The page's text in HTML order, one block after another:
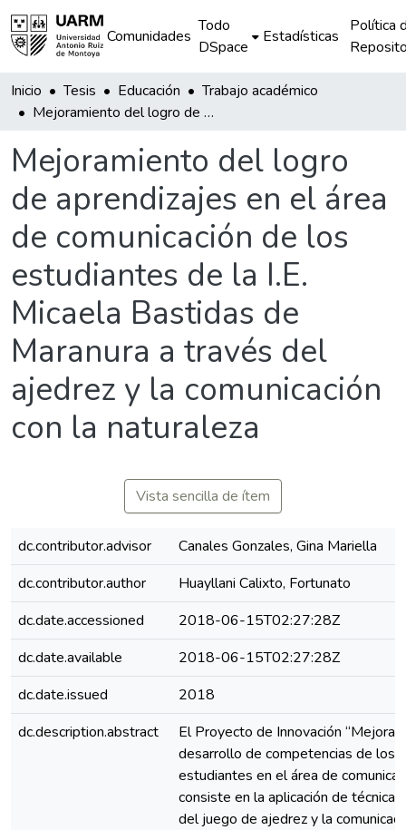
Comunidades
Todo
DSpace
Estadísticas
Política
Inicio Tesis Educación
Trabajo académico
Mejoramiento del logro de aprendizajes en el área de comunicación de los estudiantes de la I.E. Micaela Bastidas de Maranura a través del ajedrez y la comunicación con la naturaleza
Mejoramiento del logro
de aprendizajes en el área
de comunicación de los
estudiantes de la I.E.
Micaela Bastidas de
Maranura a través del
ajedrez y la comunicación
con la naturaleza
Vista sencilla de ítem
dc.contributor.advisor
Canales Gonzales, Gina Mariella
dc.contributor.author
Huayllani Calixto, Fortunato
dc.date.accessioned
2018-06-15T02:27:28Z
dc.date.available
2018-06-15T02:27:28Z
dc.date.issued
2018
dc.description.abstract
El Proyecto de Innovación
desarrollo de competencias de los
estudiantes en el área de
consiste en la aplicación de
del juego de ajedrez y la